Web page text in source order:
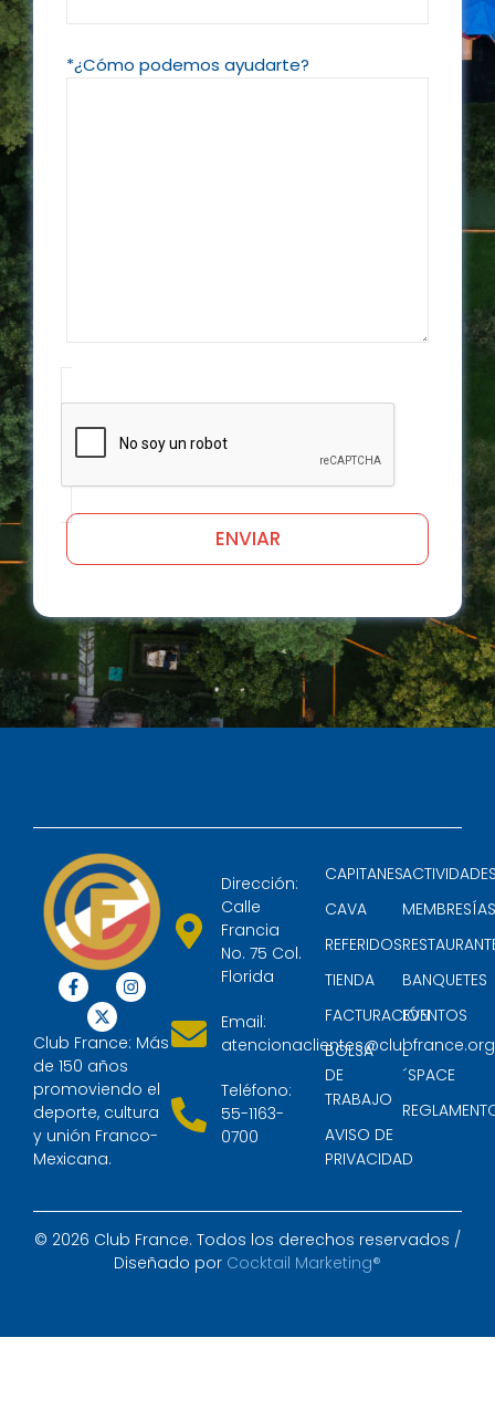
*¿Cómo podemos ayudarte?
Club France: Más
de 150 años
promoviendo el
deporte, cultura
y unión Franco-
Mexicana.
Dirección:
Calle
Francia
No. 75 Col.
Florida
Email:
Teléfono:
55-1163-
0700
CAPITANES
CAVA
REFERIDOS
TIENDA
FACTURACIÓN
BOLSA
DE
TRABAJO
AVISO DE
PRIVACIDAD
BANQUETES
EVENTOS
L
´SPACE
© 2026 Club France. Todos los derechos reservados /
Diseñado por Cocktail Marketing®